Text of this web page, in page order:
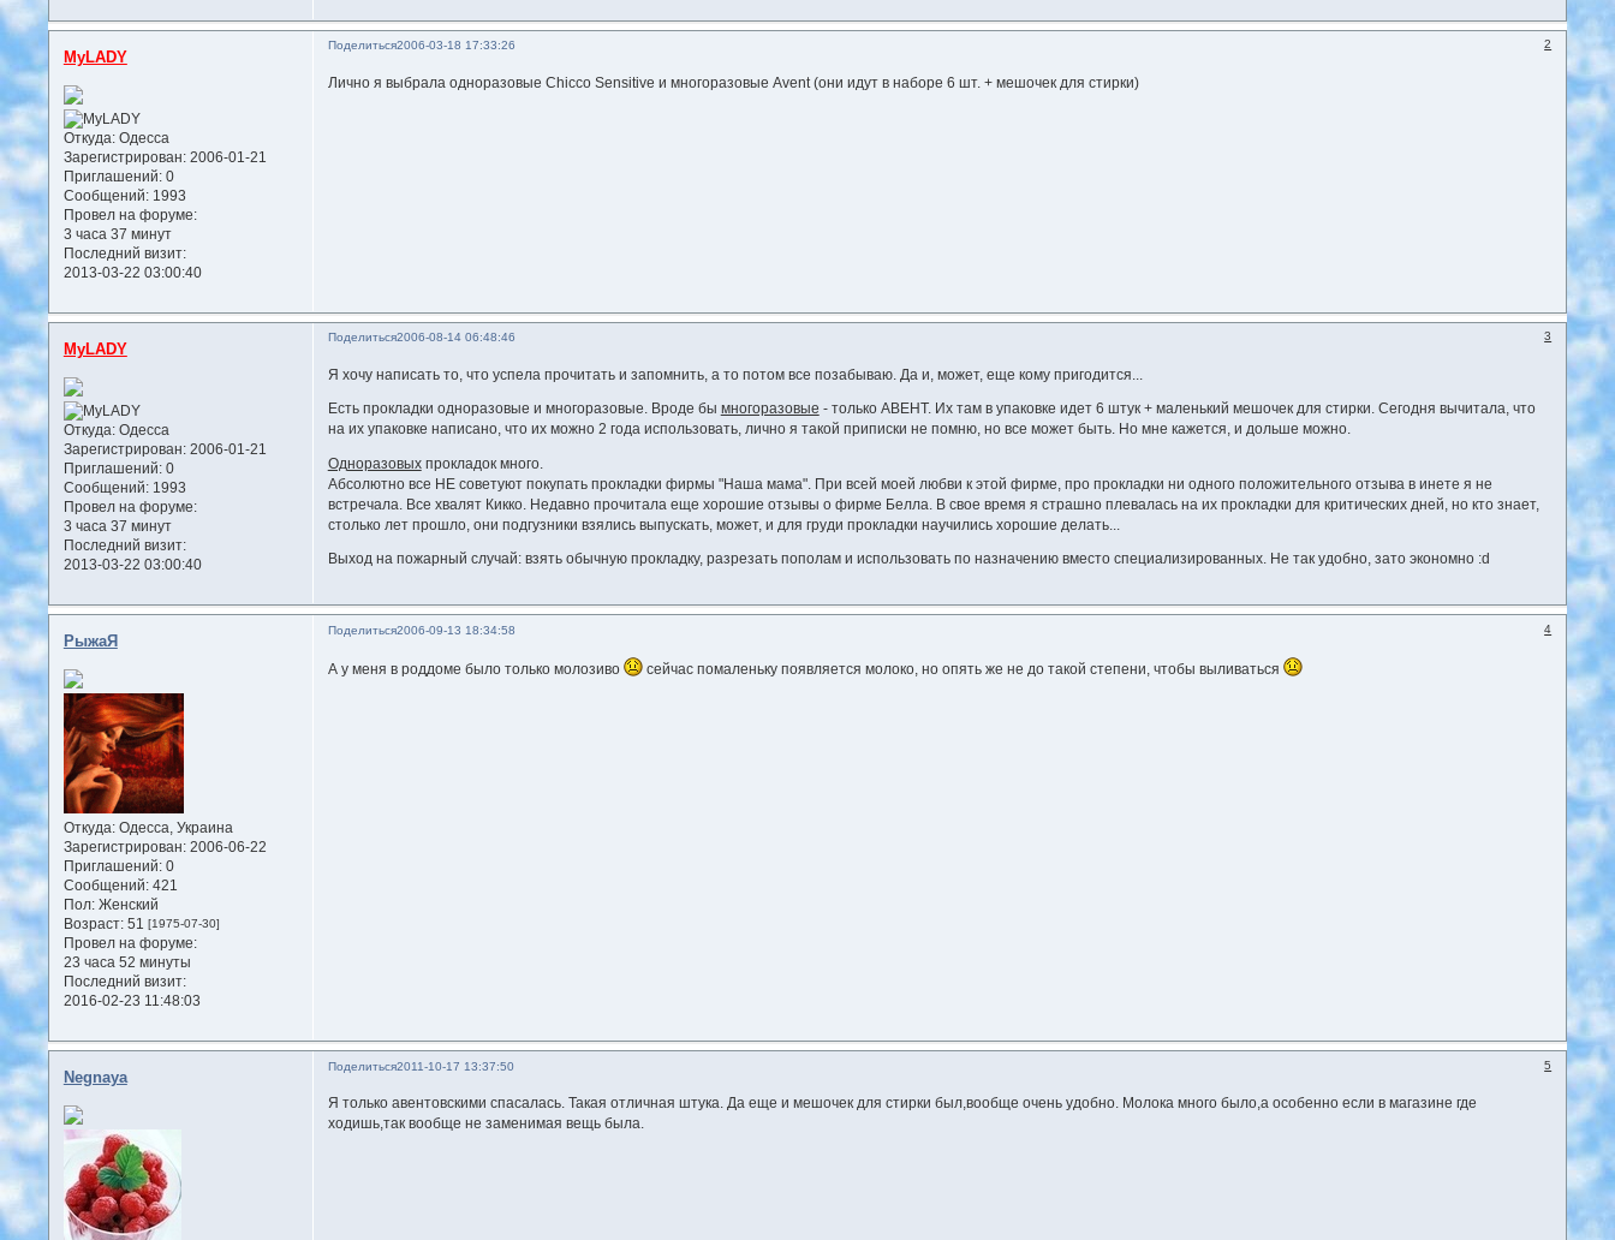
Поделиться 2
2006-03-18 17:33:26
MyLADY
Откуда:Одесса
Зарегистрирован: 2006-01-21
Приглашений:0
Сообщений:1993
Провел на форуме:
3 часа 37 минут
Последний визит:
2013-03-22 03:00:40
Лично я выбрала одноразовые Chicco Sensitive и многоразовые Avent (они идут в наборе 6 шт. + мешочек для стирки)
Поделиться 3
2006-08-14 06:48:46
MyLADY
Откуда:Одесса
Зарегистрирован: 2006-01-21
Приглашений:0
Сообщений:1993
Провел на форуме:
3 часа 37 минут
Последний визит:
2013-03-22 03:00:40
Я хочу написать то, что успела прочитать и запомнить, а то потом все позабываю. Да и, может, еще кому пригодится...
Есть прокладки одноразовые и многоразовые. Вроде бы многоразовые - только АВЕНТ. Их там в упаковке идет 6 штук + маленький мешочек для стирки. Сегодня вычитала, что
на их упаковке написано, что их можно 2 года использовать, лично я такой приписки не помню, но все может быть. Но мне кажется, и дольше можно.
Одноразовыхпрокладок много.
Абсолютно все НЕ советуют покупать прокладки фирмы "Наша мама". При всей моей любви к этой фирме, про прокладки ни одного положительного отзыва в инете я не
встречала. Все хвалят Кикко. Недавно прочитала еще хорошие отзывы о фирме Белла. В свое время я страшно плевалась на их прокладки для критических дней, но кто знает,
столько лет прошло, они подгузники взялись выпускать, может, и для груди прокладки научились хорошие делать...
Выход на пожарный случай: взять обычную прокладку, разрезать пополам и использовать по назначению вместо специализированных. Не так удобно, зато экономно :d
Поделиться 4
2006-09-13 18:34:58
РыжаЯ
Откуда:Одесса, Украина
Зарегистрирован: 2006-06-22
Приглашений:0
Сообщений:421
Пол:Женский
Возраст:51 [1975-07-30]
Провел на форуме:
23 часа 52 минуты
Последний визит:
2016-02-23 11:48:03
А у меня в роддоме было только молозиво сейчас помаленьку появляется молоко, но опять же не до такой степени, чтобы выливаться
Поделиться 5
2011-10-17 13:37:50
Negnaya
Я только авентовскими спасалась. Такая отличная штука. Да еще и мешочек для стирки был,вообще очень удобно. Молока много было,а особенно если в магазине где
ходишь,так вообще не заменимая вещь была.